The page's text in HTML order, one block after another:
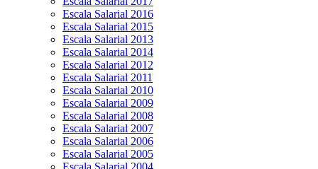
Escala Salarial 2016
Escala Salarial 2015
Escala Salarial 2013
Escala Salarial 2014
Escala Salarial 2012
Escala Salarial 2011
Escala Salarial 2010
Escala Salarial 2009
Escala Salarial 2008
Escala Salarial 2007
Escala Salarial 2006
Escala Salarial 2005
Escala Salarial 2004